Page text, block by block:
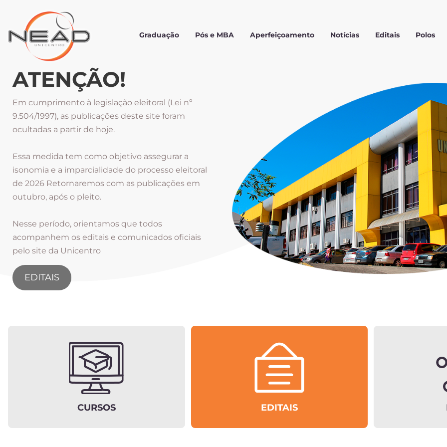
Graduação Pós e MBA Aperfeiçoamento Notícias Editais Polos
ATENÇÃO!
Em cumprimento à legislação eleitoral (Lei nº
9.504/1997), as publicações deste site foram
ocultadas a partir de hoje.
Essa medida tem como objetivo assegurar a
isonomia e a imparcialidade do processo eleitoral
de 2026 Retornaremos com as publicações em
outubro, após o pleito.
Nesse período, orientamos que todos
acompanhem os editais e comunicados oficiais
pelo site da Unicentro
EDITAIS
CURSOS EDITAIS